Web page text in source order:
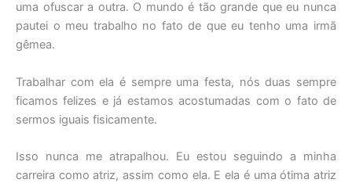
uma ofuscar a outra. O mundo é tão grande que eu nunca
pautei o meu trabalho no fato de que eu tenho uma irmã
gêmea.
Trabalhar com ela é sempre uma festa, nós duas sempre
ficamos felizes e já estamos acostumadas com o fato de
sermos iguais fisicamente.
Isso nunca me atrapalhou. Eu estou seguindo a minha
carreira como atriz, assim como ela. E ela é uma ótima atriz